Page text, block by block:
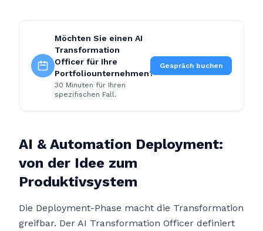
Möchten Sie einen AI
Transformation
Officer für Ihre
Portfoliounternehmen?
30 Minuten für Ihren
spezifischen Fall.
Gespräch buchen
AI & Automation Deployment:
von der Idee zum
Produktivsystem
Die Deployment-Phase macht die Transformation
greifbar. Der AI Transformation Officer definiert